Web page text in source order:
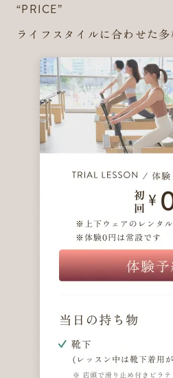
“PRICE”
ライフスタイルに合わせた